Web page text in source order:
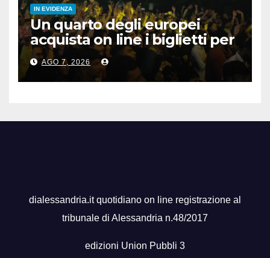
IN EVIDENZA
Un quarto degli europei
acquista on line i biglietti per
gli spettacoli
AGO 7, 2026
dialessandria.it quotidiano on line registrazione al
tribunale di Alessandria n.48/2017
edizioni Union Pubbli 3